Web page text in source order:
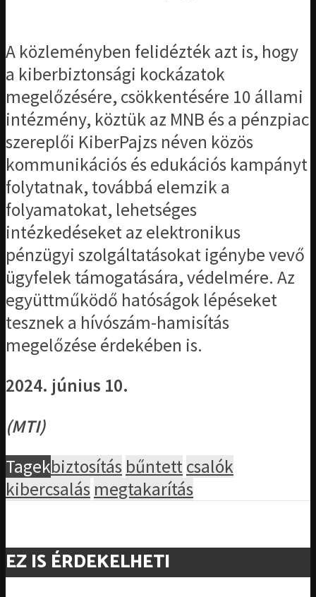
A közleményben felidézték azt is, hogy
a kiberbiztonsági kockázatok
megelőzésére, csökkentésére 10 állami
intézmény, köztük az MNB és a pénzpiac
szereplői KiberPajzs néven közös
kommunikációs és edukációs kampányt
folytatnak, továbbá elemzik a
folyamatokat, lehetséges
intézkedéseket az elektronikus
pénzügyi szolgáltatásokat igénybe vevő
ügyfelek támogatására, védelmére. Az
együttműködő hatóságok lépéseket
tesznek a hívószám-hamisítás
megelőzése érdekében is.
2024. június 10.
(MTI)
Tagekbiztosítás bűntettcsalók
kibercsalás megtakarítás
EZ IS ÉRDEKELHETI